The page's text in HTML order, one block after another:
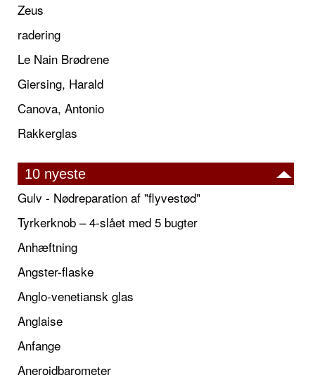
Zeus
radering
Le Nain Brødrene
Giersing, Harald
Canova, Antonio
Rakkerglas
10 nyeste
Gulv - Nødreparation af "flyvestød"
Tyrkerknob – 4-slået med 5 bugter
Anhæftning
Angster-flaske
Anglo-venetiansk glas
Anglaise
Anfange
Aneroidbarometer